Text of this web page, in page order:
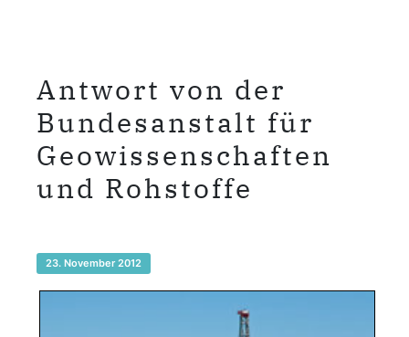
Antwort von der
Bundesanstalt für
Geowissenschaften
und Rohstoffe
23. November 2012